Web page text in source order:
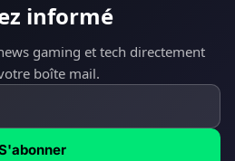
informé
gaming et tech directement
boîte mail.